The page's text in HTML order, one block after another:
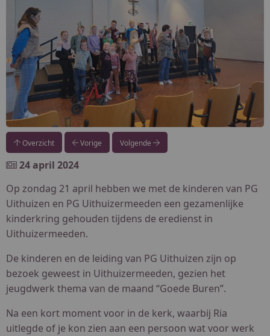
Overzicht Vorige Volgende
24 april 2024
Op zondag 21 april hebben we met de kinderen van PG
Uithuizen en PG Uithuizermeeden een gezamenlijke
kinderkring gehouden tijdens de eredienst in
Uithuizermeeden.
De kinderen en de leiding van PG Uithuizen zijn op
bezoek geweest in Uithuizermeeden, gezien het
jeugdwerk thema van de maand “Goede Buren”.
Na een kort moment voor in de kerk, waarbij Ria
uitlegde of je kon zien aan een persoon wat voor werk